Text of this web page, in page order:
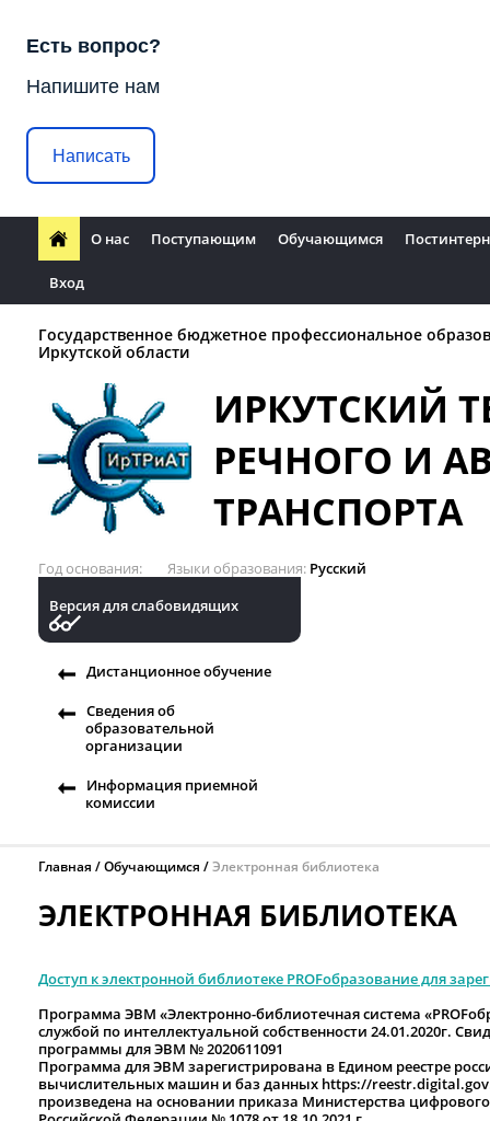
Есть вопрос?
Напишите нам
Написать
О нас Поступающим Обучающимся
Вход
Государственное бюджетное профессиональное
Иркутской области
ИРКУТСКИЙ
РЕЧНОГО И
ТРАНСПОРТА
Год основания Языки образования Русский
Версия для слабовидящих
Дистанционное обучение
Сведения об
образовательной
организации
Информация приемной
комиссии
Главная Обучающимся Электронная библиотека
ЭЛЕКТРОННАЯ БИБЛИОТЕКА
Доступ к электронной библиотеке PROFобразование для
Программа ЭВМ «Электронно-библиотечная система
службой по интеллектуальной собственности 24.01.2020г.
программы для ЭВМ № 2020611091
Программа для ЭВМ зарегистрирована в Едином реестре
вычислительных машин и баз данных https://
произведена на основании приказа Министерства